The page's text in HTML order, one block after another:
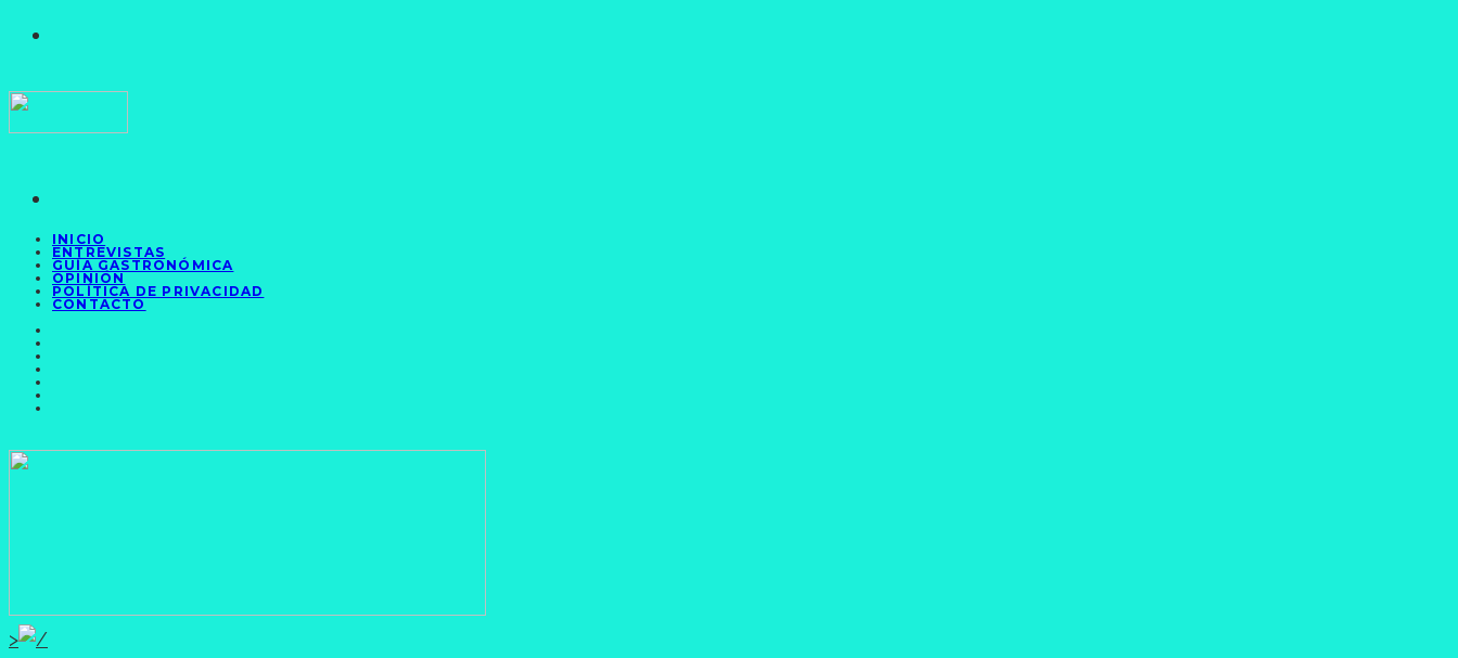
INICIO
ENTREVISTAS
GUÍA GASTRONÓMICA
OPINIÓN
POLÍTICA DE PRIVACIDAD
CONTACTO
>